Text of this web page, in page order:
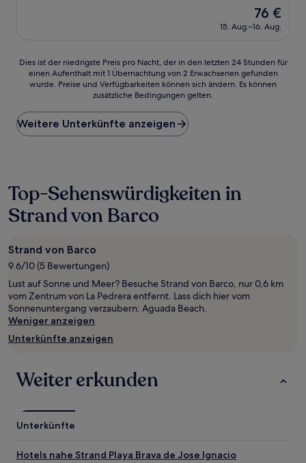
Der
Preis
beträgt
76 €
15. Aug.–16. Aug.
Dies
der
Preis
pro
Nacht,
letzten
24 Stunden
für
einen
mit
1 Übernachtung
von
2 Erwachsenen
gefunden
wurde.
Preise
und
Verfügbarkeiten
sich
ändern.
können
zusätzliche
Bedingungen
Dies ist der niedrigste Preis pro Nacht, der in den letzten 24 Stunden für
einen Aufenthalt mit 1 Übernachtung von 2 Erwachsenen gefunden
wurde. Preise und Verfügbarkeiten können sich ändern. Es können
zusätzliche Bedingungen gelten.
Weitere Unterkünfte anzeigen
Top-Sehenswürdigkeiten in
Strand von Barco
Strand von Barco
9.6/10 (5 Bewertungen)
Lust auf Sonne und Meer? Besuche Strand von Barco, nur 0,6 km
vom Zentrum von La Pedrera entfernt. Lass dich hier vom
Sonnenuntergang verzaubern: Aguada Beach.
Weniger anzeigen
Unterkünfte anzeigen
Weiter erkunden
Unterkünfte
Hotels nahe Strand Playa Brava de Jose Ignacio